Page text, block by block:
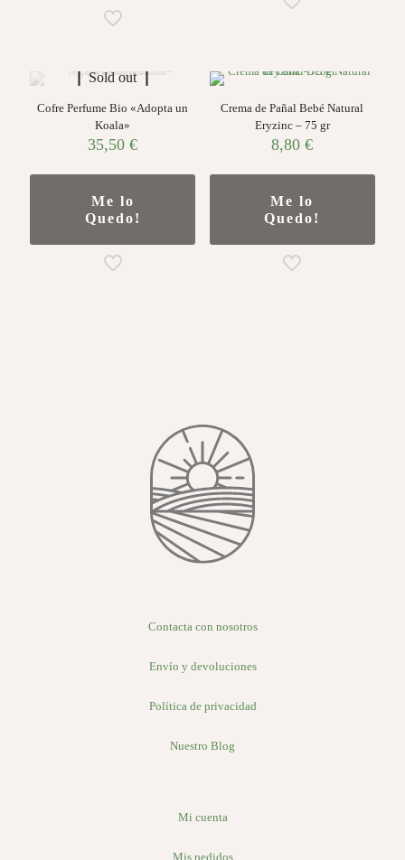
Sold out
Cofre Perfume Bio «Adopta un
Koala»
35,50€
Me lo
Quedo!
Crema de Pañal Bebé Natural
Eryzinc – 75 gr
8,80€
Me lo
Quedo!
Contacta con nosotros
Envío y devoluciones
Política de privacidad
Nuestro Blog
Mi cuenta
Mis pedidos